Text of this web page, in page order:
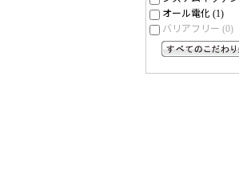
オール電化 (1)
バリアフリー (0)